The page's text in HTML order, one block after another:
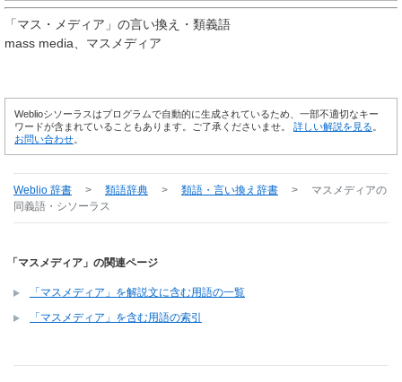
「マス・メディア 」の言い換え・類義語
mass media
マスメディア
Weblioシソーラスはプログラムで自動的に生成されているため、一部不適切なキー
ワードが含まれていることもあります。ご了承くださいませ。 詳しい解説を見る。
お問い合わせ。
Weblio 辞書 > 類語辞典 > 類語・言い換え辞書 > マスメディアの
同義語・シソーラス
「マスメディア」の関連ページ
「マスメディア」を解説文に含む用語の一覧
「マスメディア」を含む用語の索引